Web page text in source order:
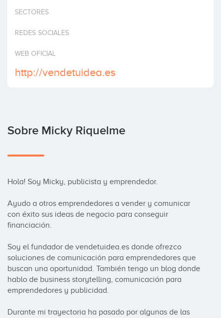
Invertir
SECTORES
REDES SOCIALES
WEB OFICIAL
http://vendetuidea.es
Sobre Micky Riquelme
Hola! Soy Micky, publicista y emprendedor.
Ayudo a otros emprendedores a vender y comunicar
con éxito sus ideas de negocio para conseguir
financiación.
Soy el fundador de vendetuidea.es donde ofrezco
soluciones de comunicación para emprendedores que
buscan una oportunidad. También tengo un blog donde
hablo de business storytelling, comunicación para
emprendedores y publicidad.
Durante mi trayectoria ha pasado por algunas de las